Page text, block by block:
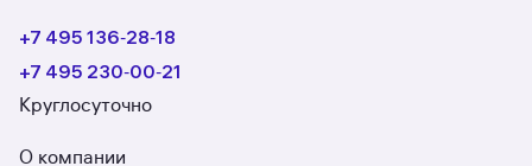
+7 495 136‑28‑18
+7 495 230‑00‑21
Круглосуточно
О компании